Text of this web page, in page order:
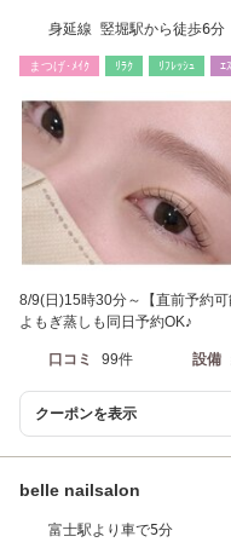
身延線 竪堀駅から徒歩6分
まつげ･ﾒｲｸ ﾘﾗｸ ﾘﾌﾚｯｼｭ ｴ
8/9(日)15時30分～【直前予約
よもぎ蒸しも同日予約OK♪
口コミ 99件 設備
クーポンを表示
belle nailsalon
富士駅より車で5分